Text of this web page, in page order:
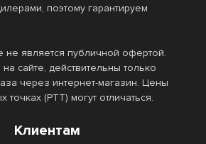
поэтому гарантируем
не является публичной офертой.
сайте, действительны только
через интернет-магазин. Цены
точках (РТТ) могут отличаться.
Клиентам